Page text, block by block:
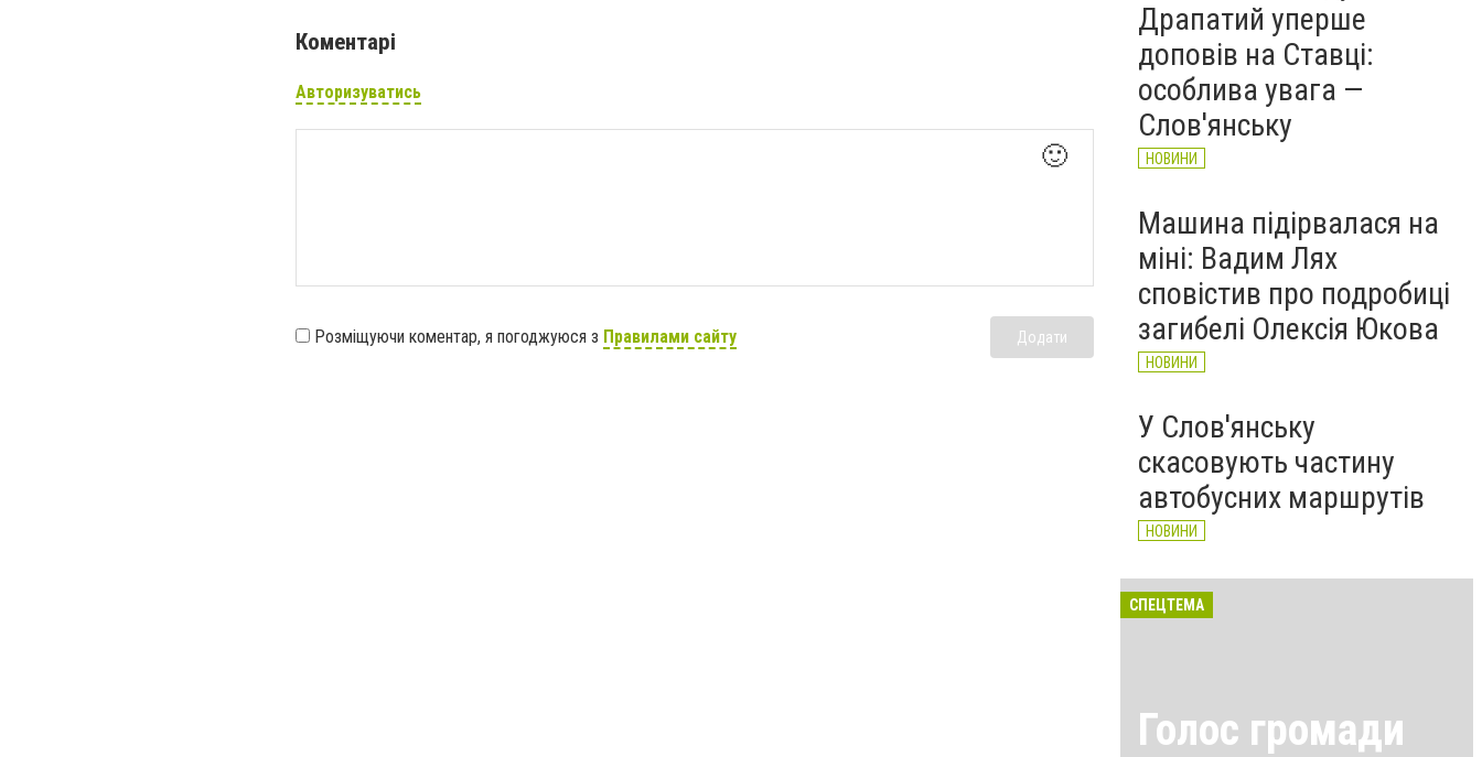
Коментарі
Авторизуватись
🙂
Розміщуючи коментар, я погоджуюся з Правилами сайту Додати
Драпатий уперше
доповів на Ставці:
особлива увага —
Слов'янську
НОВИНИ
Машина підірвалася на
міні: Вадим Лях
сповістив про подробиці
загибелі Олексія Юкова
НОВИНИ
У Слов'янську
скасовують частину
автобусних маршрутів
НОВИНИ
СПЕЦТЕМА
Голос громади